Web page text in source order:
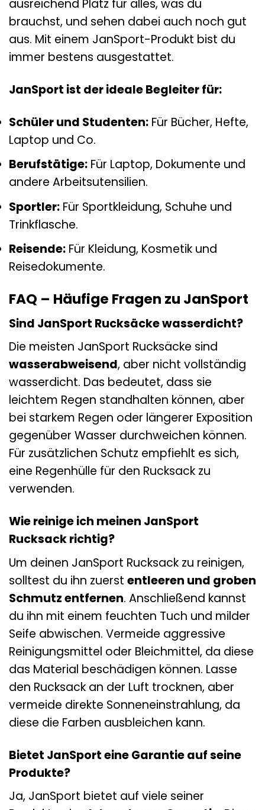
ausreichend Platz für alles, was du
brauchst, und sehen dabei auch noch gut
aus. Mit einem JanSport-Produkt bist du
immer bestens ausgestattet.
JanSport ist der ideale Begleiter für:
Schüler und Studenten: Für Bücher, Hefte,
Laptop und Co.
Berufstätige: Für Laptop, Dokumente und
andere Arbeitsutensilien.
Sportler: Für Sportkleidung, Schuhe und
Trinkflasche.
Reisende: Für Kleidung, Kosmetik und
Reisedokumente.
FAQ – Häufige Fragen zu JanSport
Sind JanSport Rucksäcke wasserdicht?
Die meisten JanSport Rucksäcke sind
wasserabweisend, aber nicht vollständig
wasserdicht. Das bedeutet, dass sie
leichtem Regen standhalten können, aber
bei starkem Regen oder längerer Exposition
gegenüber Wasser durchweichen können.
Für zusätzlichen Schutz empfiehlt es sich,
eine Regenhülle für den Rucksack zu
verwenden.
Wie reinige ich meinen JanSport
Rucksack richtig?
Um deinen JanSport Rucksack zu reinigen,
solltest du ihn zuerst entleeren und groben
Schmutz entfernen. Anschließend kannst
du ihn mit einem feuchten Tuch und milder
Seife abwischen. Vermeide aggressive
Reinigungsmittel oder Bleichmittel, da diese
das Material beschädigen können. Lasse
den Rucksack an der Luft trocknen, aber
vermeide direkte Sonneneinstrahlung, da
diese die Farben ausbleichen kann.
Bietet JanSport eine Garantie auf seine
Produkte?
Ja, JanSport bietet auf viele seiner